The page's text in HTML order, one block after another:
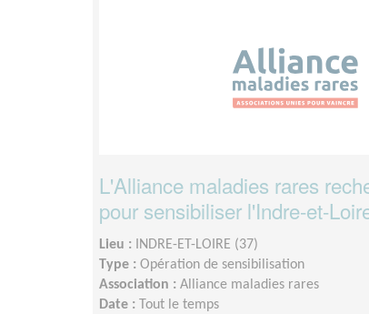
L'Alliance maladies rares
pour sensibiliser l'Indre-et-
Lieu :
INDRE-ET-LOIRE (37)
Type : Opération de sensibilisation
Association : Alliance maladies rares
Date :
Tout le temps